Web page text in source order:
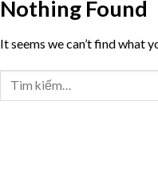
Nothing Found
It seems we can’t find what